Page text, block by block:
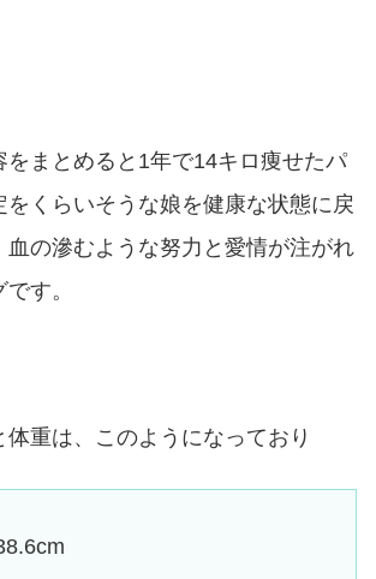
をまとめると1年で14キロ痩せたパ
をくらいそうな娘を健康な状態に戻
血の滲むような努力と愛情が注がれ
す。
重は、このようになっており